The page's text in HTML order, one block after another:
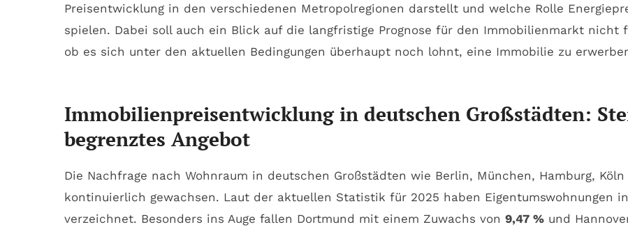
Preisentwicklung in den verschiedenen Metropolregionen darstellt und welche Rolle
spielen. Dabei soll auch ein Blick auf die langfristige Prognose für den Immobilienmarkt
ob es sich unter den aktuellen Bedingungen überhaupt noch lohnt, eine Immobilie zu
Immobilienpreisentwicklung in deutschen Großstädten:
begrenztes Angebot
Die Nachfrage nach Wohnraum in deutschen Großstädten wie Berlin, München, Hamburg,
kontinuierlich gewachsen. Laut der aktuellen Statistik für 2025 haben Eigentumswohnungen
verzeichnet. Besonders ins Auge fallen Dortmund mit einem Zuwachs von 9,47 % und